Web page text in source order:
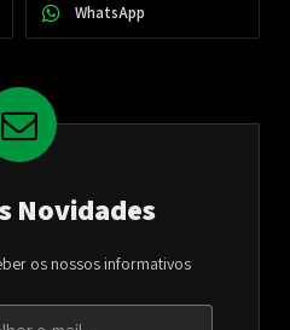
WhatsApp
Novidades
os nossos informativos